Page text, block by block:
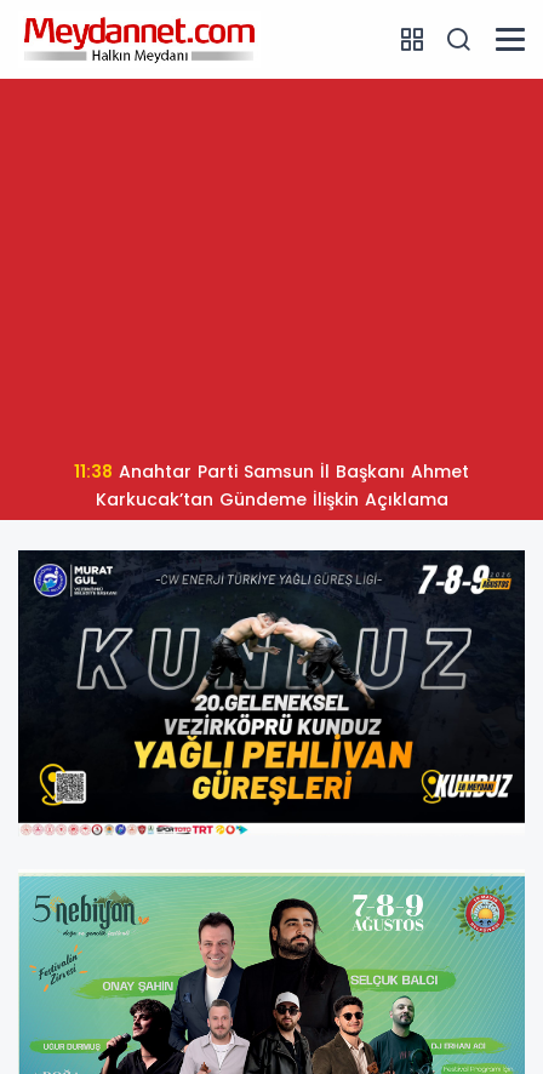
11:38
Karkucak’tan Gündeme İlişkin Açıklama